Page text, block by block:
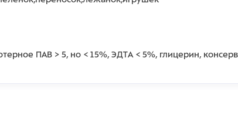
ПАВ > 5, но < 15%, ЭДТА < 5%, глицерин,